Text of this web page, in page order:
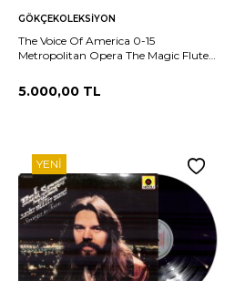
Sepete
Ekle
GÖKÇEKOLEKSIYON
The Voice Of America 0-15
Metropolitan Opera The Magic Flute
5.000,00 TL
YENI